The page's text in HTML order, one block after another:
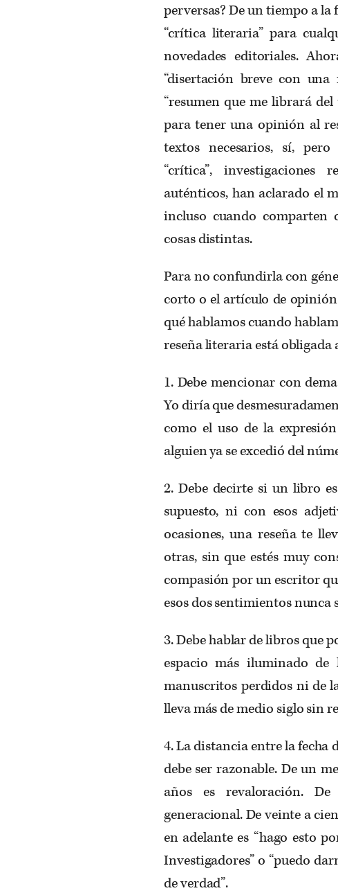
perversas? De un tiempo a
“crítica literaria” para
novedades editoriales.
“disertación breve con
“resumen que me librará
para tener una opinión al
textos necesarios, sí,
“crítica”,
auténticos, han aclarado el
incluso cuando
cosas distintas.
Para no confundirla con
corto o el artículo de
qué hablamos cuando
reseña literaria está
1. Debe mencionar con
Yo diría que
como el uso de la
alguien ya se excedió del
2. Debe decirte si un libro
supuesto, ni con esos
ocasiones, una reseña te
otras, sin que estés muy
compasión por un escritor
esos dos sentimientos nunca
3. Debe hablar de libros que
espacio más iluminado
manuscritos perdidos ni de
lleva más de medio siglo sin
4. La distancia entre la fecha
debe ser razonable. De un
años es revaloración.
generacional. De veinte a
en adelante es “hago esto
Investigadores” o “puedo
de verdad”.